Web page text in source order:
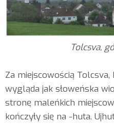
Tolcsva,
Za miejscowością
wygląda jak słoweńska
stronę maleńkich
kończyły się na -huta.